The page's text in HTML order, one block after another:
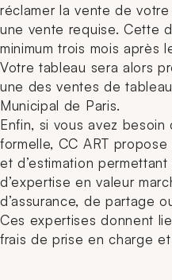
réclamer la vente de
une vente requise. Cette
minimum trois mois après
Votre tableau sera alors
une des ventes de
Municipal de Paris.
Enfin, si vous avez besoin
formelle, CC ART
et d’estimation
d’expertise en valeur
d’assurance, de partage
Ces expertises donnent
frais de prise en charge